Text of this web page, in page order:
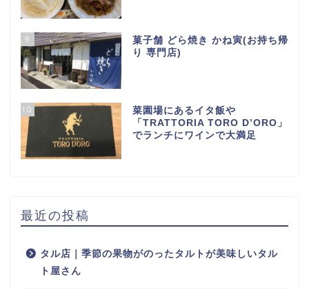
9
菓子舗 どら焼き かね寅(お持ち帰
り 専門店)
10
菜園場にあるイタ飯や
「TRATTORIA TORO D’ORO」
でランチにワインで大満足
最近の投稿
タル店｜季節の果物がのったタルトが美味しいタル
ト屋さん